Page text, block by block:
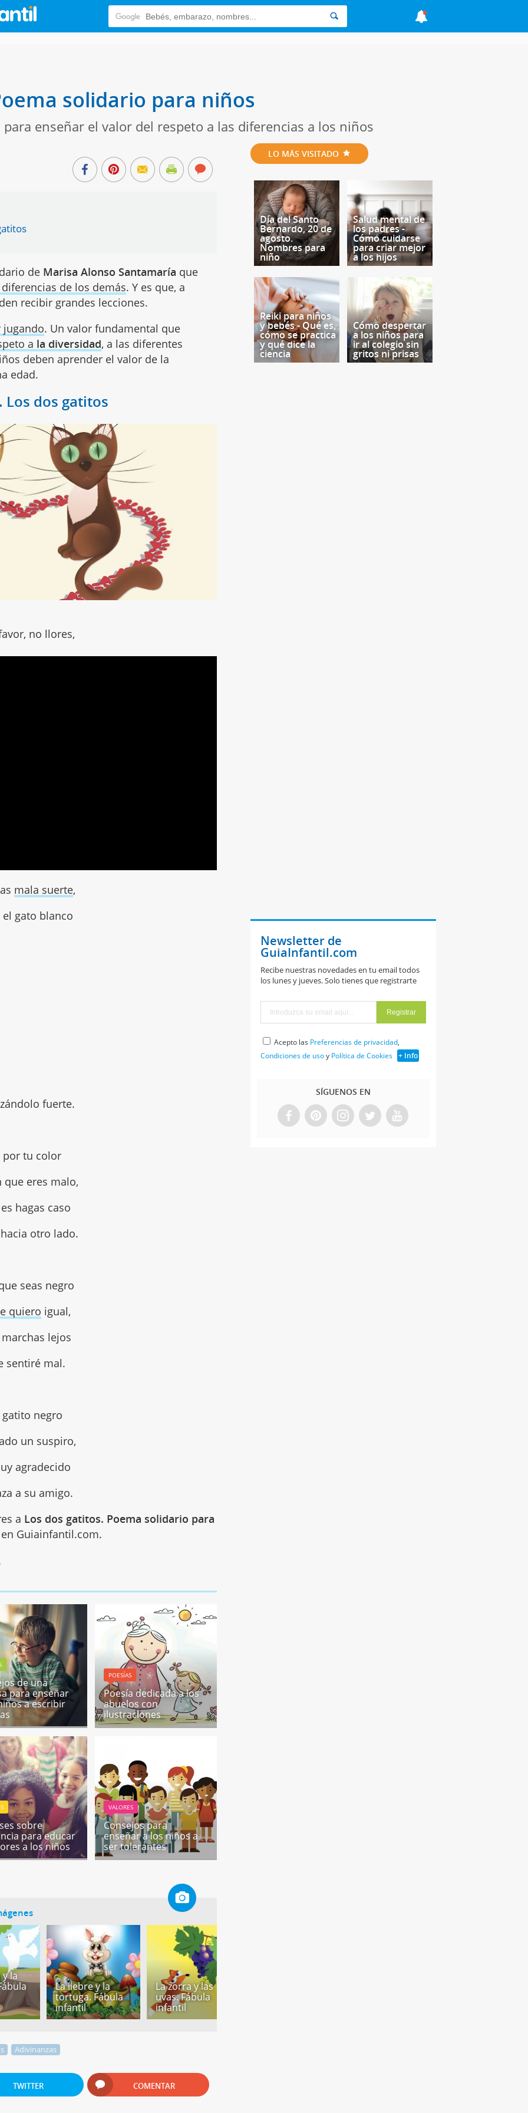
solidario para niños
enseñar el valor del respeto a las diferencias a los niños
de Marisa Alonso Santamaría que
de los demás. Y es que, a
recibir grandes lecciones.
jugando. Un valor fundamental que
a la diversidad, a las diferentes
deben aprender el valor de la
edad.
dos gatitos
no llores,
mala suerte,
el gato blanco
fuerte.
por tu color
que eres malo,
hagas caso
otro lado.
seas negro
quiero igual,
lejos
sentiré mal.
gatito negro
un suspiro,
agradecido
a su amigo.
a Los dos gatitos. Poema solidario para
Guiainfantil.com.
de una
para enseñar
a escribir
POESÍAS
Poesía dedicada a los
abuelos con
ilustraciones
sobre
para educar
a los niños
VALORES
Consejos para
enseñar a los niños a
ser tolerantes
y la
La liebre y la
tortuga. Fábula
infantil
La zorra y las
uvas. Fábula
infantil
Adivinanzas
TWITTER COMENTAR
LO MÁS VISITADO
Día del Santo
Bernardo, 20 de
agosto.
Nombres para
niño
Salud mental de
los padres -
Cómo cuidarse
para criar mejor
a los hijos
Reiki para niños
y bebés - Qué es,
cómo se practica
y qué dice la
ciencia
Cómo despertar
a los niños para
ir al colegio sin
gritos ni prisas
Newsletter de
GuiaInfantil.com
Recibe nuestras novedades en tu email todos
los lunes y jueves. Solo tienes que registrarte
Acepto las Preferencias de privacidad,
Condiciones de usoy Política de Cookies + Info
SÍGUENOS EN